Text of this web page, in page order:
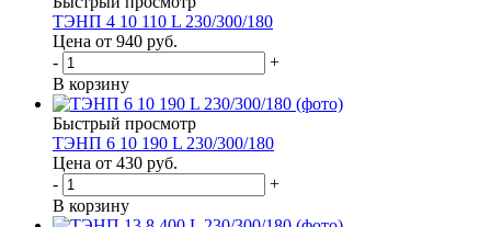
ТЭНП 4 10 110 L 230/300/180
Цена от 940 руб.
-
+
В корзину
Быстрый просмотр
ТЭНП 6 10 190 L 230/300/180
Цена от 430 руб.
-
+
В корзину